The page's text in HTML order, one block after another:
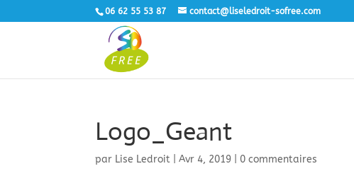
06 62 55 53 87 contact@liseledroit-sofree.com
Logo_Geant
par Lise Ledroit |Avr 4, 2019 0 commentaires